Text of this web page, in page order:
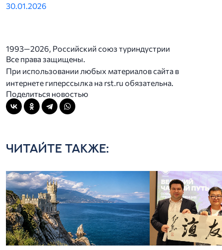
30.01.2026
1993—2026, Российский союз туриндустрии
Все права защищены.
При использовании любых материалов сайта в
интернете гиперссылка на rst.ru обязательна.
Поделиться новостью
ЧИТАЙТЕ ТАКЖЕ: